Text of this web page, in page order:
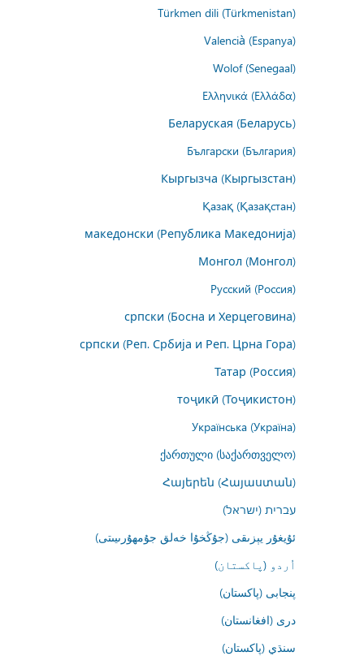
Türkmen dili (Türkmenistan)
Valencià (Espanya)
Wolof (Senegaal)
Ελληνικά (Ελλάδα)
Беларуская (Беларусь)
Български (България)
Кыргызча (Кыргызстан)
Қазақ (Қазақстан)
македонски (Република Македонија)
Монгол (Монгол)
Русский (Россия)
српски (Босна и Херцеговина)
српски (Реп. Србија и Реп. Црна Гора)
Татар (Россия)
тоҷикӣ (Тоҷикистон)
Українська (Україна)
ქართული (საქართველო)
Հայերեն (Հայաստան)
עברית (ישראל)
ئۇيغۇر يېزىقى (جۇڭخۇا خەلق جۇمھۇرىيىتى)
اُردو (پاکستان)
پنجابی (پاکستان)
درى (افغانستان)
سنڌي (پاکستان)